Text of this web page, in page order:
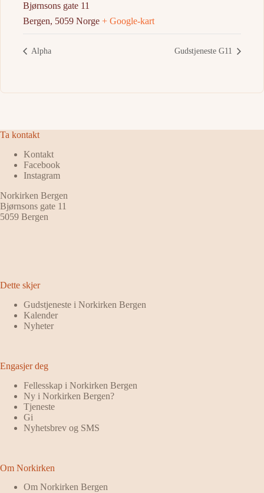
Bjørnsons gate 11
Bergen, 5059 Norge + Google-kart
Alpha Gudstjeneste G11
Ta kontakt
Kontakt
Facebook
Instagram
Norkirken Bergen
Bjørnsons gate 11
5059 Bergen
Dette skjer
Gudstjeneste i Norkirken Bergen
Kalender
Nyheter
Engasjer deg
Fellesskap i Norkirken Bergen
Ny i Norkirken Bergen?
Tjeneste
Gi
Nyhetsbrev og SMS
Om Norkirken
Om Norkirken Bergen